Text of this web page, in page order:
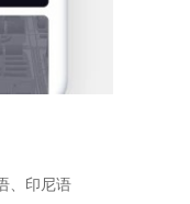
、印尼语